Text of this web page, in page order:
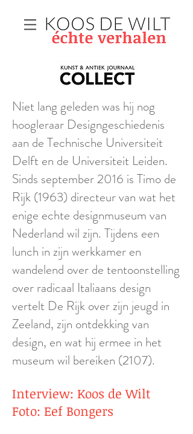
Niet lang geleden was hij nog
hoogleraar Designgeschiedenis
aan de Technische Universiteit
Delft en de Universiteit Leiden.
Sinds september 2016 is Timo de
Rijk (1963) directeur van wat het
enige echte designmuseum van
Nederland wil zijn. Tijdens een
lunch in zijn werkkamer en
wandelend over de tentoonstelling
over radicaal Italiaans design
vertelt De Rijk over zijn jeugd in
Zeeland, zijn ontdekking van
design, en wat hij ermee in het
museum wil bereiken (2107).
Interview: Koos de Wilt
Foto: Eef Bongers